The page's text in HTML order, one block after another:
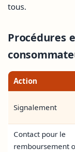
tous.
Procédures
Action
Signalement
Contact pour le
remboursement